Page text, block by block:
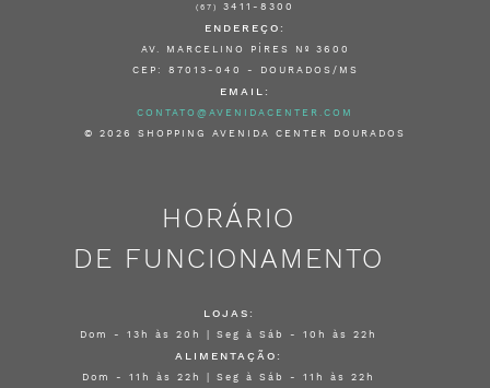
(67) 3411-8300
ENDEREÇO:
AV. MARCELINO PÍRES Nº 3600
CEP: 87013-040 - DOURADOS/MS
EMAIL:
CONTATO@AVENIDACENTER.COM
© 2026 SHOPPING AVENIDA CENTER DOURADOS
HORÁRIO
DE FUNCIONAMENTO
LOJAS:
Dom - 13h às 20h | Seg à Sáb - 10h às 22h
ALIMENTAÇÃO:
Dom - 11h às 22h | Seg à Sáb - 11h às 22h